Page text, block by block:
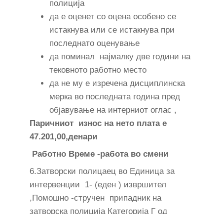
полиција
да е оценет со оцена особено се
истакнува или се истакнува при
последнато оценување
да поминал најмалку две години на
тековното работно место
да не му е изречена дисциплинска
мерка во последната година пред
објавување на интерниот оглас ,
Паричниот износ на нето плата е
47.201,00,денари
Работно Време -работа во смени
6.Затворски полицаец во Единица за
интервенции 1- (еден ) извршител
,Помошно -стручен припадник на
затворска полиција Категорија Г од